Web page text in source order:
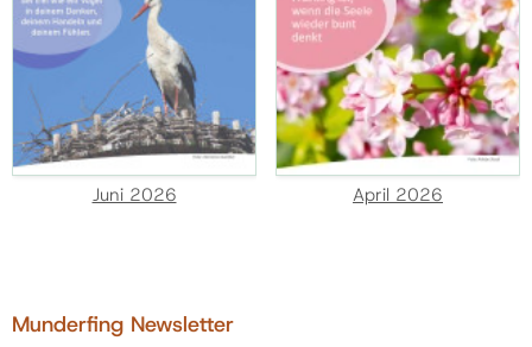
Juni 2026 April 2026
Munderfing Newsletter